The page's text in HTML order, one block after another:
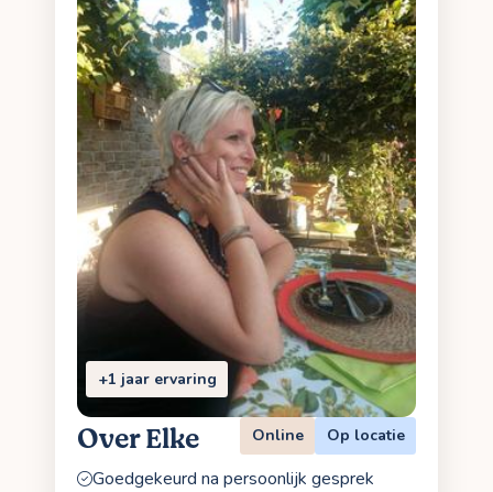
+1 jaar ervaring
Over Elke Online Op locatie
Goedgekeurd na persoonlijk gesprek